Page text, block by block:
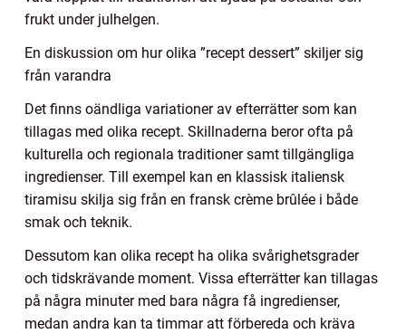
frukt under julhelgen.
En diskussion om hur olika ”recept dessert” skiljer sig
från varandra
Det finns oändliga variationer av efterrätter som kan
tillagas med olika recept. Skillnaderna beror ofta på
kulturella och regionala traditioner samt tillgängliga
ingredienser. Till exempel kan en klassisk italiensk
tiramisu skilja sig från en fransk crème brûlée i både
smak och teknik.
Dessutom kan olika recept ha olika svårighetsgrader
och tidskrävande moment. Vissa efterrätter kan tillagas
på några minuter med bara några få ingredienser,
medan andra kan ta timmar att förbereda och kräva